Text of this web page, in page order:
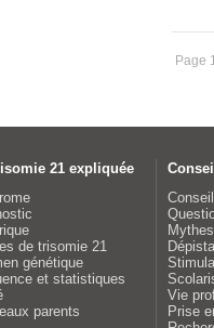
Page
21 expliquée
de trisomie 21
génétique
et statistiques
parents
Vie
Prise